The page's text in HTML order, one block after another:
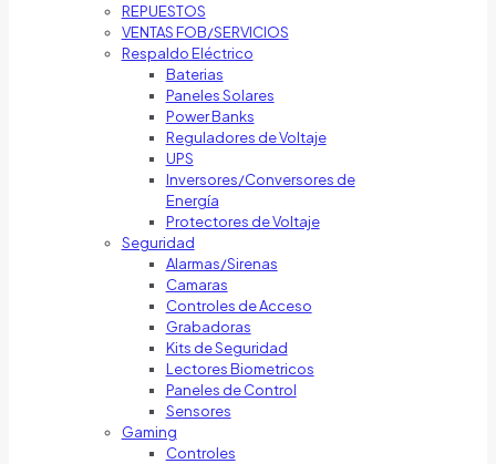
REPUESTOS
VENTAS FOB/SERVICIOS
Respaldo Eléctrico
Baterias
Paneles Solares
Power Banks
Reguladores de Voltaje
UPS
Inversores/Conversores de
Energía
Protectores de Voltaje
Seguridad
Alarmas/Sirenas
Camaras
Controles de Acceso
Grabadoras
Kits de Seguridad
Lectores Biometricos
Paneles de Control
Sensores
Gaming
Controles